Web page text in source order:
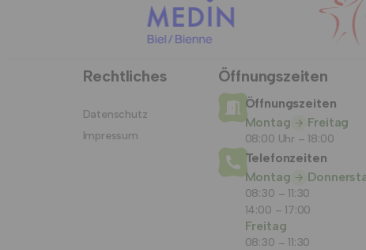
Rechtliches
Datenschutz
Impressum
Öffnungszeiten
Öffnungszeiten
Montag
Freitag
08:00 Uhr – 18:00
Telefonzeiten
Montag
08:30 – 11:30
14:00 – 17:00
Freitag
08:30 – 11:30